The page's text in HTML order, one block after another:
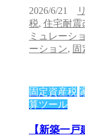
2026/6/21
税, 住宅耐
ミュレーシ
ーション, 固
固定資産税
算ツール
【新築一